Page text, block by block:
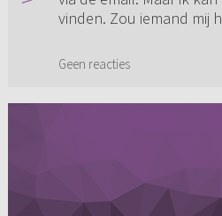
vinden. Zou iemand mij
Geen reacties